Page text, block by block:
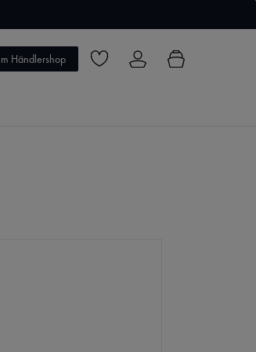
Händlershop Du hast 0 Produkte auf dem